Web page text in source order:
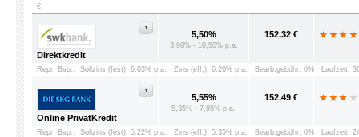
€
Direktkredit
5,50%
3,99% - 10,50% p.a.
152,32 €
Repr. Bsp.: Sollzins (fest): 6,03% p.a. Zins (eff.): 6,20% p.a. Bearb.gebühr: 0% Laufzeit:
Online PrivatKredit
5,55%
5,35% - 7,95% p.a.
152,49 €
Repr. Bsp.: Sollzins (fest): 5,22% p.a. Zins (eff.): 5,35% p.a. Bearb.gebühr: 0% Laufzeit: